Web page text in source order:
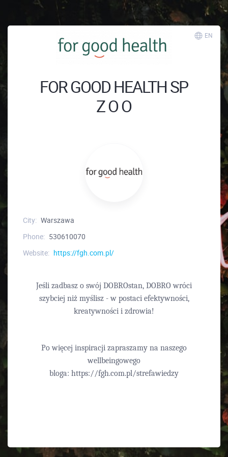
EN
FOR GOOD HEALTH SP
Z O O
City: Warszawa
Phone: 530610070
Website: https://fgh.com.pl/
Jeśli zadbasz o swój DOBROstan, DOBRO wróci
szybciej niż myślisz - w postaci efektywności,
kreatywności i zdrowia!
Po więcej inspiracji zapraszamy na naszego
wellbeingowego
bloga: https://fgh.com.pl/strefawiedzy